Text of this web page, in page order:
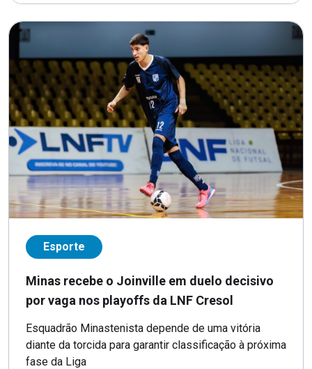
Esporte
Minas recebe o Joinville em duelo decisivo
por vaga nos playoffs da LNF Cresol
Esquadrão Minastenista depende de uma vitória
diante da torcida para garantir classificação à próxima
fase da Liga